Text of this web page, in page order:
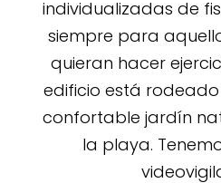
individualizadas de
siempre para
quieran hacer
edificio está
confortable jardín
la playa.